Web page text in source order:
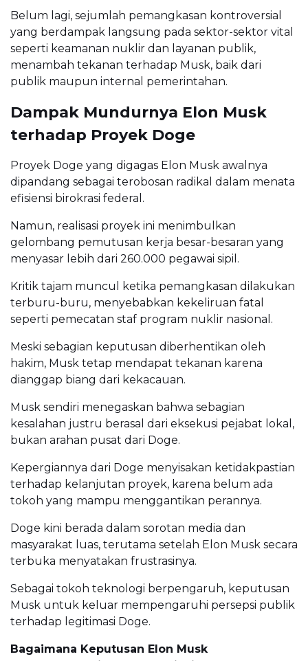
Belum lagi, sejumlah pemangkasan kontroversial
yang berdampak langsung pada sektor-sektor vital
seperti keamanan nuklir dan layanan publik,
menambah tekanan terhadap Musk, baik dari
publik maupun internal pemerintahan.
Dampak Mundurnya Elon Musk
terhadap Proyek Doge
Proyek Doge yang digagas Elon Musk awalnya
dipandang sebagai terobosan radikal dalam menata
efisiensi birokrasi federal.
Namun, realisasi proyek ini menimbulkan
gelombang pemutusan kerja besar-besaran yang
menyasar lebih dari 260.000 pegawai sipil.
Kritik tajam muncul ketika pemangkasan dilakukan
terburu-buru, menyebabkan kekeliruan fatal
seperti pemecatan staf program nuklir nasional.
Meski sebagian keputusan diberhentikan oleh
hakim, Musk tetap mendapat tekanan karena
dianggap biang dari kekacauan.
Musk sendiri menegaskan bahwa sebagian
kesalahan justru berasal dari eksekusi pejabat lokal,
bukan arahan pusat dari Doge.
Kepergiannya dari Doge menyisakan ketidakpastian
terhadap kelanjutan proyek, karena belum ada
tokoh yang mampu menggantikan perannya.
Doge kini berada dalam sorotan media dan
masyarakat luas, terutama setelah Elon Musk secara
terbuka menyatakan frustrasinya.
Sebagai tokoh teknologi berpengaruh, keputusan
Musk untuk keluar mempengaruhi persepsi publik
terhadap legitimasi Doge.
Bagaimana Keputusan Elon Musk